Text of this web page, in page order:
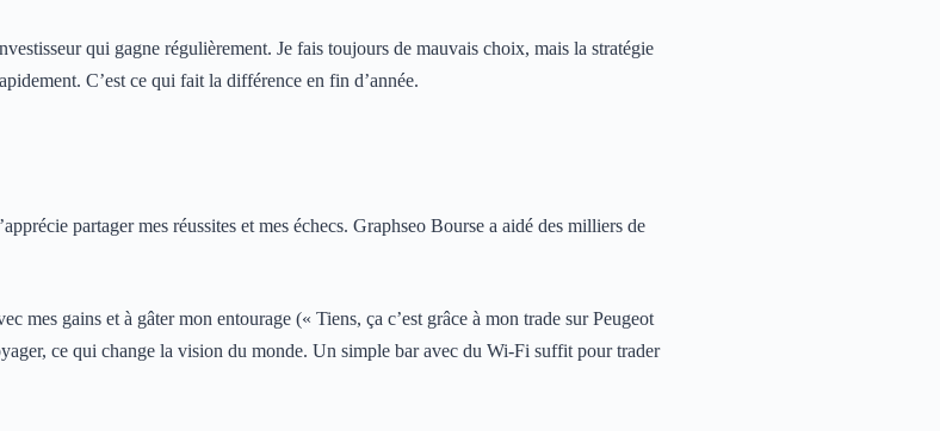
qui gagne régulièrement. Je fais toujours de mauvais choix, mais la stratégie
C’est ce qui fait la différence en fin d’année.
partager mes réussites et mes échecs. Graphseo Bourse a aidé des milliers de
mes gains et à gâter mon entourage (« Tiens, ça c’est grâce à mon trade sur Peugeot
ce qui change la vision du monde. Un simple bar avec du Wi-Fi suffit pour trader